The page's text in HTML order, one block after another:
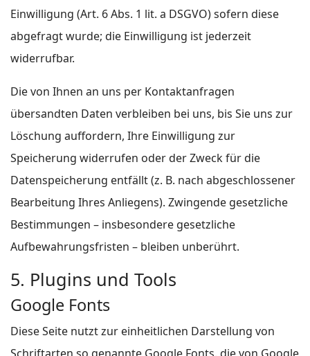
Einwilligung (Art. 6 Abs. 1 lit. a DSGVO) sofern diese
abgefragt wurde; die Einwilligung ist jederzeit
widerrufbar.
Die von Ihnen an uns per Kontaktanfragen
übersandten Daten verbleiben bei uns, bis Sie uns zur
Löschung auffordern, Ihre Einwilligung zur
Speicherung widerrufen oder der Zweck für die
Datenspeicherung entfällt (z. B. nach abgeschlossener
Bearbeitung Ihres Anliegens). Zwingende gesetzliche
Bestimmungen – insbesondere gesetzliche
Aufbewahrungsfristen – bleiben unberührt.
5. Plugins und Tools
Google Fonts
Diese Seite nutzt zur einheitlichen Darstellung von